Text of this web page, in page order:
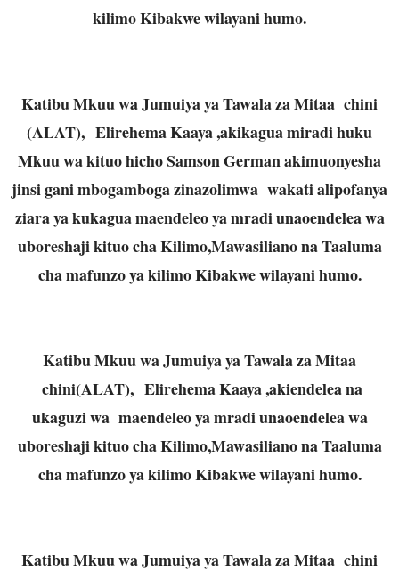
kilimo Kibakwe wilayani humo.
Katibu Mkuu wa Jumuiya ya Tawala za Mitaa chini
(ALAT), Elirehema Kaaya ,akikagua miradi huku
Mkuu wa kituo hicho Samson German akimuonyesha
jinsi gani mbogamboga zinazolimwa wakati alipofanya
ziara ya kukagua maendeleo ya mradi unaoendelea wa
uboreshaji kituo cha Kilimo,Mawasiliano na Taaluma
cha mafunzo ya kilimo Kibakwe wilayani humo.
Katibu Mkuu wa Jumuiya ya Tawala za Mitaa
chini(ALAT), Elirehema Kaaya ,akiendelea na
ukaguzi wa maendeleo ya mradi unaoendelea wa
uboreshaji kituo cha Kilimo,Mawasiliano na Taaluma
cha mafunzo ya kilimo Kibakwe wilayani humo.
Katibu Mkuu wa Jumuiya ya Tawala za Mitaa chini